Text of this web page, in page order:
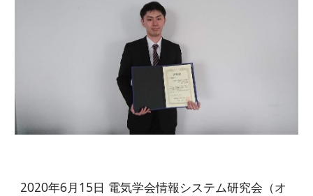
2020年6月15日 電気学会情報システム研究会（オ